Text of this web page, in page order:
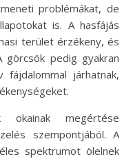
problémákat, de
is. A hasfájás
terület érzékeny, és
görcsök pedig gyakran
járhatnak,
megértése
szempontjából. A
spektrumot ölelnek